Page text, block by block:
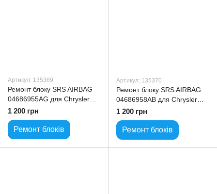
Артикул: 135369
Ремонт блоку SRS AIRBAG
04686955AG для Chrysler
Pacifica
1 200 грн
Ремонт блоків
Артикул: 135370
Ремонт блоку SRS AIRBAG
04686958AB для Chrysler
Pacifica
1 200 грн
Ремонт блоків